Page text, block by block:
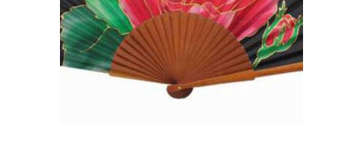
ROSA EN COLOR ROJO
105,00 €